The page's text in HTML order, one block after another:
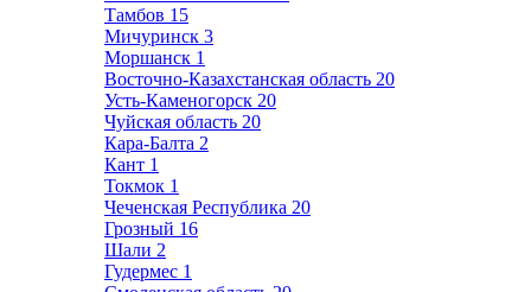
Тамбов 15
Мичуринск 3
Моршанск 1
Восточно-Казахстанская область 20
Усть-Каменогорск 20
Чуйская область 20
Кара-Балта 2
Кант 1
Токмок 1
Чеченская Республика 20
Грозный 16
Шали 2
Гудермес 1